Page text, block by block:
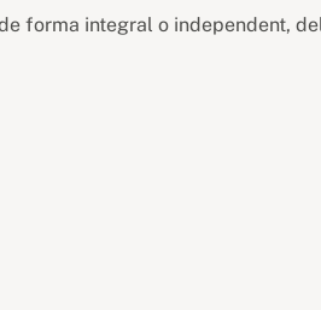
forma integral o independent,